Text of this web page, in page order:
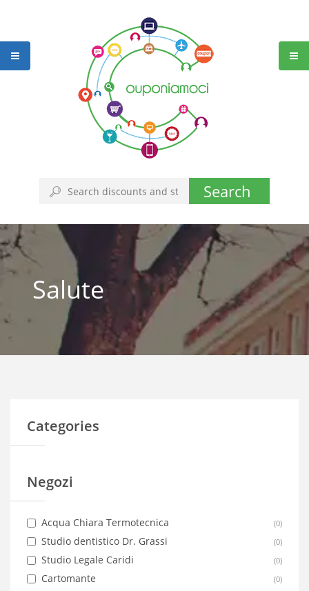
Search
Salute
Categories
Negozi
Acqua Chiara Termotecnica (0)
Studio dentistico Dr. Grassi (0)
Studio Legale Caridi (0)
Cartomante (0)